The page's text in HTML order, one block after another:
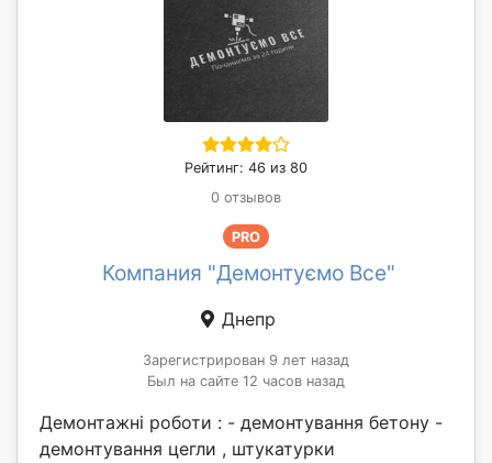
Рейтинг: 46 из 80
0 отзывов
PRO
Компания "Демонтуємо Все"
Днепр
Зарегистрирован 9 лет назад
Был на сайте 12 часов назад
Демонтажні роботи : - демонтування бетону -
демонтування цегли , штукатурки